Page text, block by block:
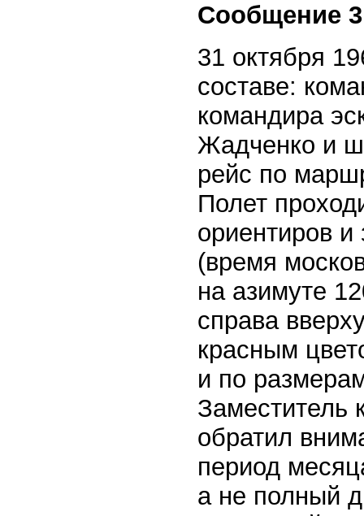
Сообщение 3
31 октября
составе:
командира
Жадченко и
рейс по
Полет
ориентиров и
(время
на азимуте
справа
красным
и по
Заместитель
обратил
период
а не полный